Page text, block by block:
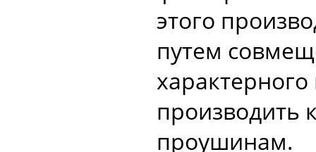
этого
путем
проушинам.